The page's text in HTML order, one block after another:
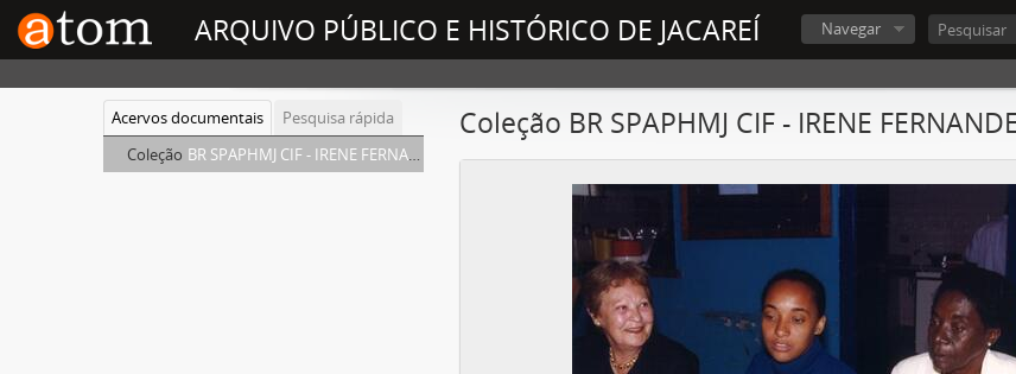
ARQUIVO PÚBLICO E HISTÓRICO DE JACAREÍ Navegar
Acervos documentais
Pesquisa rápida
Coleção BR SPAPHMJ CIF - IRENE FERNANDES DA SILVA
Coleção BR SPAPHMJ CIF - IRENE